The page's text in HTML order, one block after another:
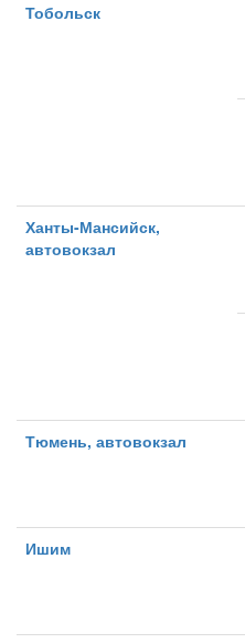
Тобольск
Ханты-Мансийск,
автовокзал
Тюмень, автовокзал
Ишим